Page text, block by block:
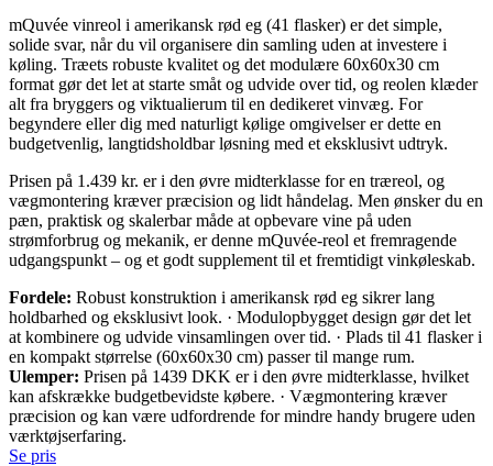
mQuvée vinreol i amerikansk rød eg (41 flasker) er det simple,
solide svar, når du vil organisere din samling uden at investere i
køling. Træets robuste kvalitet og det modulære 60x60x30 cm
format gør det let at starte småt og udvide over tid, og reolen klæder
alt fra bryggers og viktualierum til en dedikeret vinvæg. For
begyndere eller dig med naturligt kølige omgivelser er dette en
budgetvenlig, langtidsholdbar løsning med et eksklusivt udtryk.
Prisen på 1.439 kr. er i den øvre midterklasse for en træreol, og
vægmontering kræver præcision og lidt håndelag. Men ønsker du en
pæn, praktisk og skalerbar måde at opbevare vine på uden
strømforbrug og mekanik, er denne mQuvée-reol et fremragende
udgangspunkt – og et godt supplement til et fremtidigt vinkøleskab.
Fordele: Robust konstruktion i amerikansk rød eg sikrer lang
holdbarhed og eksklusivt look. · Modulopbygget design gør det let
at kombinere og udvide vinsamlingen over tid. · Plads til 41 flasker i
en kompakt størrelse (60x60x30 cm) passer til mange rum.
Ulemper: Prisen på 1439 DKK er i den øvre midterklasse, hvilket
kan afskrække budgetbevidste købere. · Vægmontering kræver
præcision og kan være udfordrende for mindre handy brugere uden
værktøjserfaring.
Se pris